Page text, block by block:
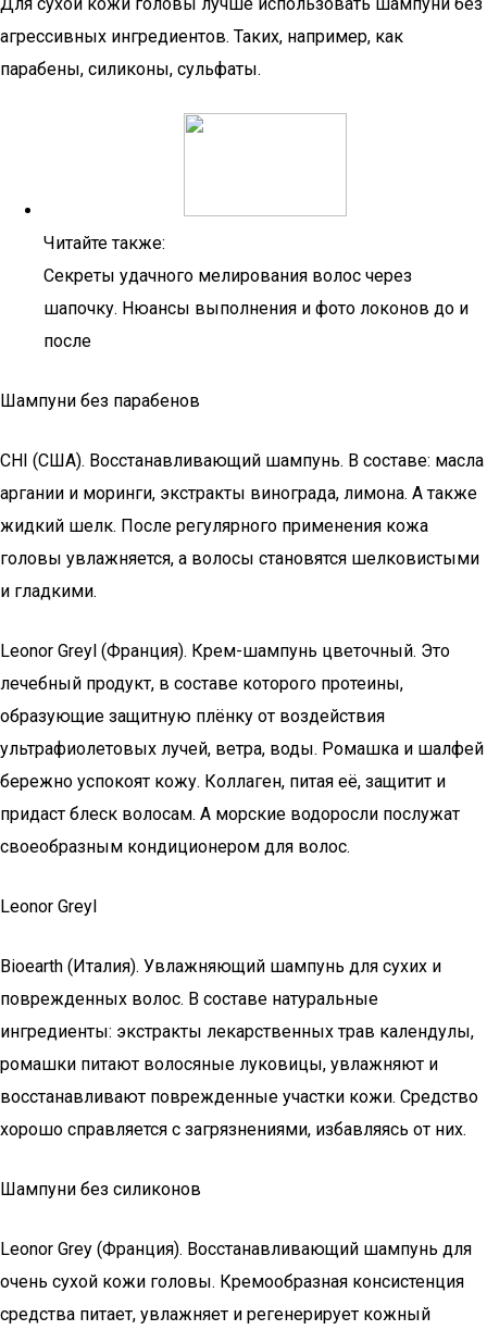
агрессивных ингредиентов. Таких, например, как
парабены, силиконы, сульфаты.
Читайте также:
Секреты удачного мелирования волос через
шапочку. Нюансы выполнения и фото локонов до и
после
Шампуни без парабенов
CHI (США). Восстанавливающий шампунь. В составе: масла
аргании и моринги, экстракты винограда, лимона. А также
жидкий шелк. После регулярного применения кожа
головы увлажняется, а волосы становятся шелковистыми
и гладкими.
Leonor Greyl (Франция). Крем-шампунь цветочный. Это
лечебный продукт, в составе которого протеины,
образующие защитную плёнку от воздействия
ультрафиолетовых лучей, ветра, воды. Ромашка и шалфей
бережно успокоят кожу. Коллаген, питая её, защитит и
придаст блеск волосам. А морские водоросли послужат
своеобразным кондиционером для волос.
Leonor Greyl
Bioearth (Италия). Увлажняющий шампунь для сухих и
поврежденных волос. В составе натуральные
ингредиенты: экстракты лекарственных трав календулы,
ромашки питают волосяные луковицы, увлажняют и
восстанавливают поврежденные участки кожи. Средство
хорошо справляется с загрязнениями, избавляясь от них.
Шампуни без силиконов
Leonor Grey (Франция). Восстанавливающий шампунь для
очень сухой кожи головы. Кремообразная консистенция
средства питает, увлажняет и регенерирует кожный